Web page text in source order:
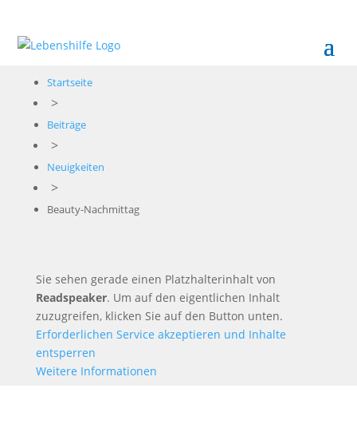
Startseite
>
Beiträge
>
Neuigkeiten
>
Beauty-Nachmittag
Sie sehen gerade einen Platzhalterinhalt von
Readspeaker. Um auf den eigentlichen Inhalt
zuzugreifen, klicken Sie auf den Button unten.
Erforderlichen Service akzeptieren und Inhalte
entsperren
Weitere Informationen